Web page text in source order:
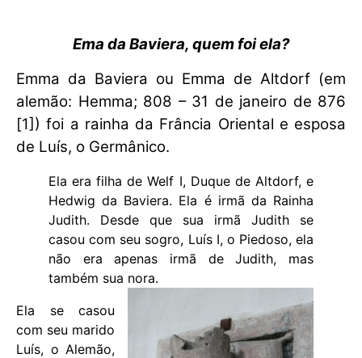
Ema da Baviera, quem foi ela?
Emma da Baviera ou Emma de Altdorf (em
alemão: Hemma; 808 – 31 de janeiro de 876
[1]) foi a rainha da Frância Oriental e esposa
de Luís, o Germânico.
Ela era filha de Welf I, Duque de Altdorf, e
Hedwig da Baviera. Ela é irmã da Rainha
Judith. Desde que sua irmã Judith se
casou com seu sogro, Luís I, o Piedoso, ela
não era apenas irmã de Judith, mas
também sua nora.
Ela se casou
com seu marido
Luís, o Alemão,